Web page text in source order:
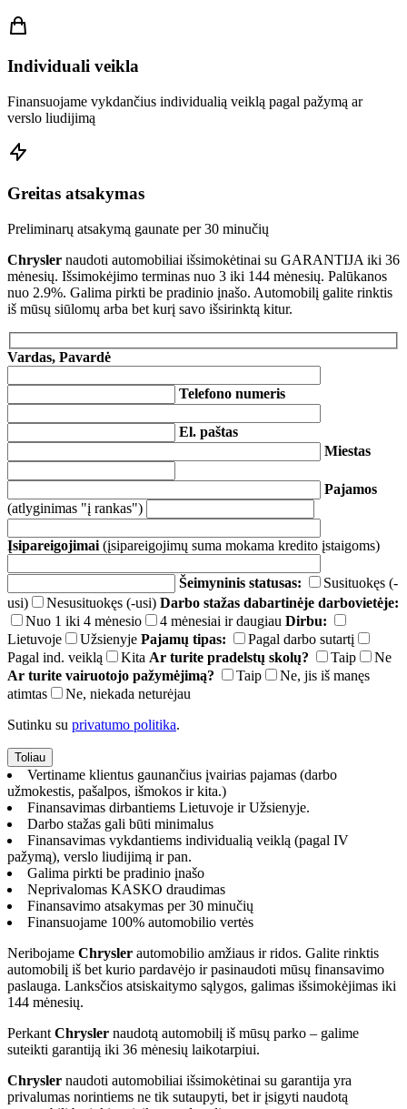
Individuali veikla
Finansuojame vykdančius individualią veiklą pagal pažymą ar
verslo liudijimą
Greitas atsakymas
Preliminarų atsakymą gaunate per 30 minučių
Chrysler naudoti automobiliai išsimokėtinai su GARANTIJA iki 36
mėnesių. Išsimokėjimo terminas nuo 3 iki 144 mėnesių. Palūkanos
nuo 2.9%. Galima pirkti be pradinio įnašo. Automobilį galite rinktis
iš mūsų siūlomų arba bet kurį savo išsirinktą kitur.
Vardas, Pavardė
Telefono numeris
El. paštas
Miestas
Pajamos
(atlyginimas "į rankas")
Įsipareigojimai (įsipareigojimų suma mokama kredito įstaigoms)
Šeimyninis statusas:
Susituokęs (-
usi)
Nesusituokęs (-usi) Darbo stažas dabartinėje darbovietėje:
Nuo 1 iki 4 mėnesio
4 mėnesiai ir daugiau Dirbu:
Lietuvoje
Užsienyje Pajamų tipas:
Pagal darbo sutartį
Pagal ind. veiklą
Kita Ar turite pradelstų skolų? Taip
Ne
Ar turite vairuotojo pažymėjimą?
Taip
Ne, jis iš manęs
atimtas
Ne, niekada neturėjau
Sutinku su privatumo politika.
Vertiname klientus gaunančius įvairias pajamas (darbo
užmokestis, pašalpos, išmokos ir kita.)
Finansavimas dirbantiems Lietuvoje ir Užsienyje.
Darbo stažas gali būti minimalus
Finansavimas vykdantiems individualią veiklą (pagal IV
pažymą), verslo liudijimą ir pan.
Galima pirkti be pradinio įnašo
Neprivalomas KASKO draudimas
Finansavimo atsakymas per 30 minučių
Finansuojame 100% automobilio vertės
Neribojame Chrysler automobilio amžiaus ir ridos. Galite rinktis
automobilį iš bet kurio pardavėjo ir pasinaudoti mūsų finansavimo
paslauga. Lanksčios atsiskaitymo sąlygos, galimas išsimokėjimas iki
144 mėnesių.
Perkant Chrysler naudotą automobilį iš mūsų parko – galime
suteikti garantiją iki 36 mėnesių laikotarpiui.
Chrysler naudoti automobiliai išsimokėtinai su garantija yra
privalumas norintiems ne tik sutaupyti, bet ir įsigyti naudotą